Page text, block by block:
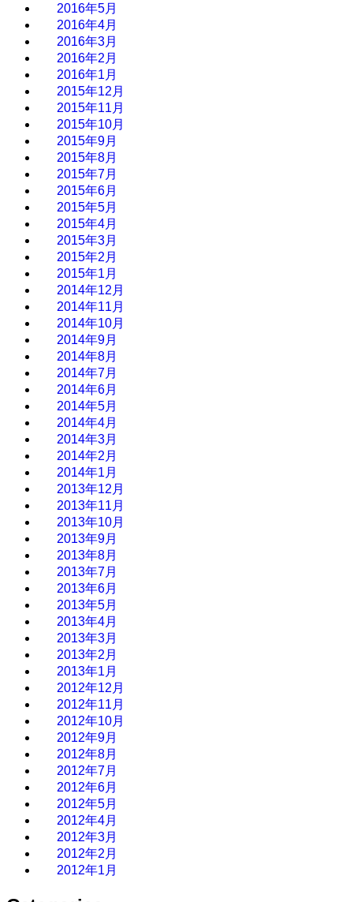
2016年5月
2016年4月
2016年3月
2016年2月
2016年1月
2015年12月
2015年11月
2015年10月
2015年9月
2015年8月
2015年7月
2015年6月
2015年5月
2015年4月
2015年3月
2015年2月
2015年1月
2014年12月
2014年11月
2014年10月
2014年9月
2014年8月
2014年7月
2014年6月
2014年5月
2014年4月
2014年3月
2014年2月
2014年1月
2013年12月
2013年11月
2013年10月
2013年9月
2013年8月
2013年7月
2013年6月
2013年5月
2013年4月
2013年3月
2013年2月
2013年1月
2012年12月
2012年11月
2012年10月
2012年9月
2012年8月
2012年7月
2012年6月
2012年5月
2012年4月
2012年3月
2012年2月
2012年1月